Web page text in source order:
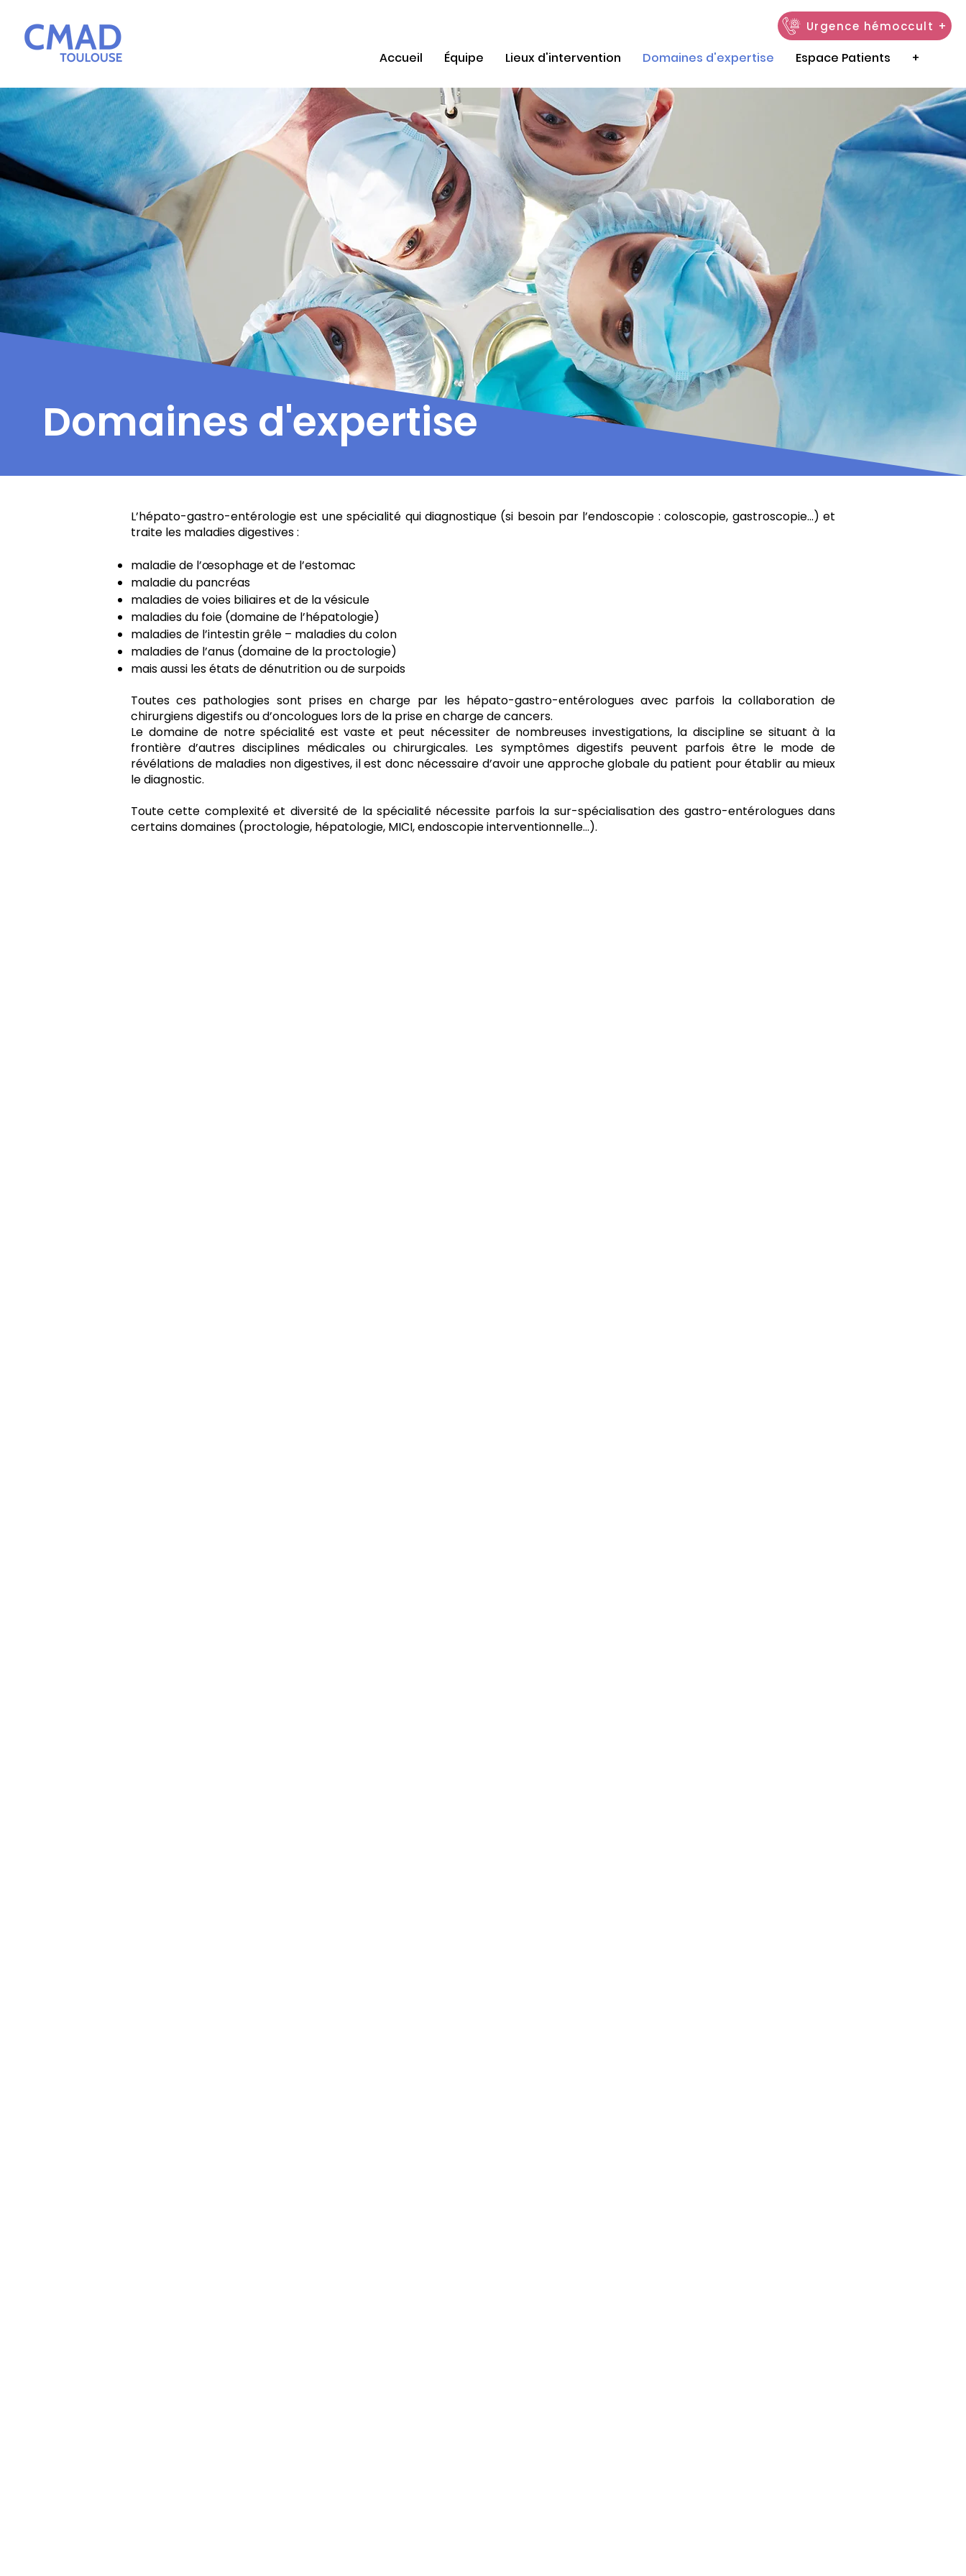
Urgence hémoccult +
Accueil Équipe Lieux d'intervention Domaines d'expertise Espace Patients +
Domaines d'expertise
L’hépato-gastro-entérologie est une spécialité qui diagnostique (si besoin par l’endoscopie : coloscopie, gastroscopie…) et
traite les maladies digestives :
maladie de l’œsophage et de l’estomac
maladie du pancréas
maladies de voies biliaires et de la vésicule
maladies du foie (domaine de l’hépatologie)
maladies de l’intestin grêle – maladies du colon
maladies de l’anus (domaine de la proctologie)
mais aussi les états de dénutrition ou de surpoids
Toutes ces pathologies sont prises en charge par les hépato-gastro-entérologues avec parfois la collaboration de
chirurgiens digestifs ou d’oncologues lors de la prise en charge de cancers.
Le domaine de notre spécialité est vaste et peut nécessiter de nombreuses investigations, la discipline se situant à la
frontière d’autres disciplines médicales ou chirurgicales. Les symptômes digestifs peuvent parfois être le mode de
révélations de maladies non digestives, il est donc nécessaire d’avoir une approche globale du patient pour établir au mieux
le diagnostic.
Toute cette complexité et diversité de la spécialité nécessite parfois la sur-spécialisation des gastro-entérologues dans
certains domaines (proctologie, hépatologie, MICI, endoscopie interventionnelle…).